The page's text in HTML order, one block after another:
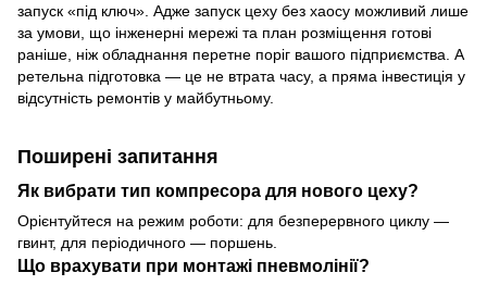
запуск «під ключ». Адже запуск цеху без хаосу можливий лише
за умови, що інженерні мережі та план розміщення готові
раніше, ніж обладнання перетне поріг вашого підприємства. А
ретельна підготовка — це не втрата часу, а пряма інвестиція у
відсутність ремонтів у майбутньому.
Поширені запитання
Як вибрати тип компресора для нового цеху?
Орієнтуйтеся на режим роботи: для безперервного циклу —
гвинт, для періодичного — поршень.
Що врахувати при монтажі пневмолінії?